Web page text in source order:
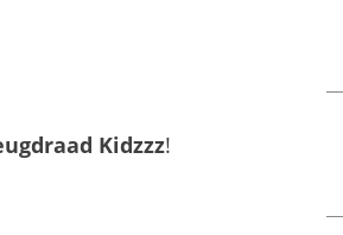
Kidzzz!